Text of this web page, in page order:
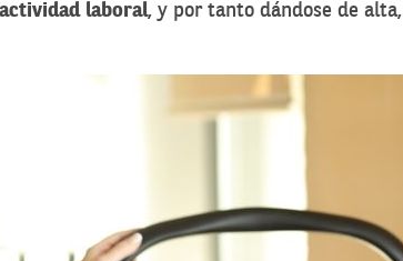
laboral, y por tanto dándose de alta,